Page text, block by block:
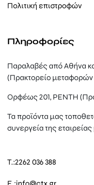
Πολιτική επιστροφών
Πληροφορίες
Παραλαβές από Αθήνα
(Πρακτορείο
Ορφέως 201, ΡΕΝΤΗ
Τα προϊόντα μας
συνεργεία της
T.:2262 036 388
E.:info@ctx.gr